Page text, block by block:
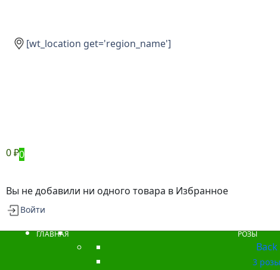
[wt_location get='region_name']
0₽0
Вы не добавили ни одного товара в Избранное
Войти
ГЛАВНАЯ РОЗЫ
Back
3 розы